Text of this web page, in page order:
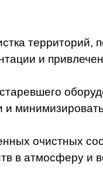
территорий,
и
и
очистных
в атмосферу и